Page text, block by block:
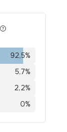
92,5%
5,7%
2,2%
0%